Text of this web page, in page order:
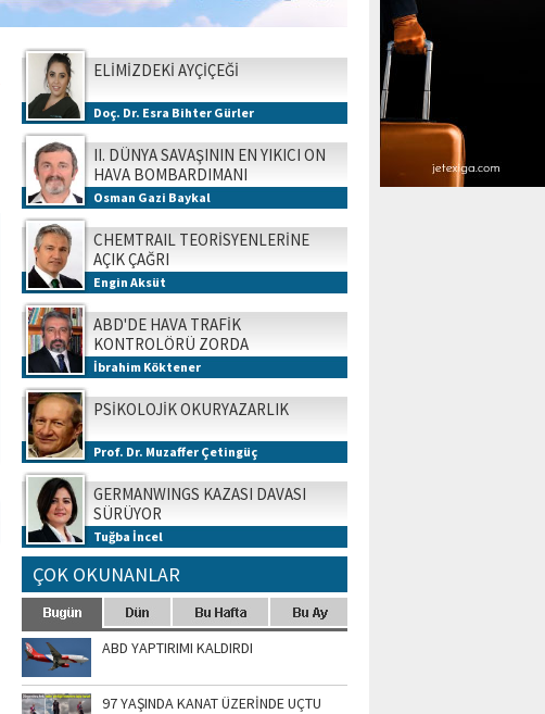
ELİMİZDEKİ AYÇİÇEĞİ
Doç. Dr. Esra Bihter Gürler
II. DÜNYA SAVAŞININ EN YIKICI ON
HAVA BOMBARDIMANI
Osman Gazi Baykal
CHEMTRAIL TEORİSYENLERİNE
AÇIK ÇAĞRI
Engin Aksüt
ABD'DE HAVA TRAFİK
KONTROLÖRÜ ZORDA
İbrahim Köktener
PSİKOLOJİK OKURYAZARLIK
Prof. Dr. Muzaffer Çetingüç
GERMANWINGS KAZASI DAVASI
SÜRÜYOR
Tuğba İncel
ÇOK OKUNANLAR
ABD YAPTIRIMI KALDIRDI
97 YAŞINDA KANAT ÜZERİNDE UÇTU